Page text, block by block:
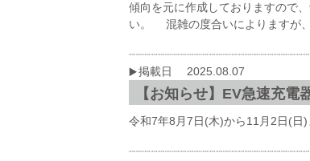
傾向を元に作成しておりますので
い。 混雑の度合いによりますが、
掲載日 2025.08.07
【お知らせ】EV急速充電
令和7年8月7日(木)から11月2日(日